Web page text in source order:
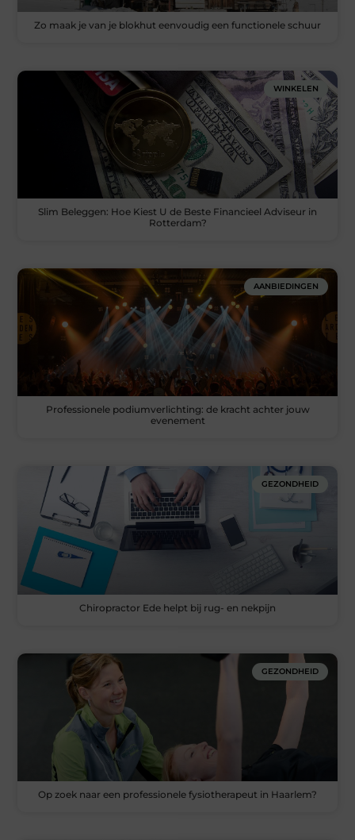
Zo maak je van je blokhut eenvoudig een functionele schuur
WINKELEN
Slim Beleggen: Hoe Kiest U de Beste Financieel Adviseur in
Rotterdam?
AANBIEDINGEN
Professionele podiumverlichting: de kracht achter jouw
evenement
GEZONDHEID
Chiropractor Ede helpt bij rug- en nekpijn
GEZONDHEID
Op zoek naar een professionele fysiotherapeut in Haarlem?